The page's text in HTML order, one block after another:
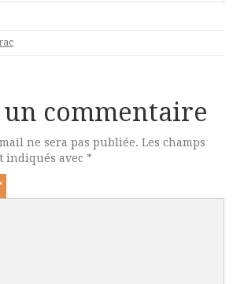
un commentaire
ne sera pas publiée. Les champs
indiqués avec *